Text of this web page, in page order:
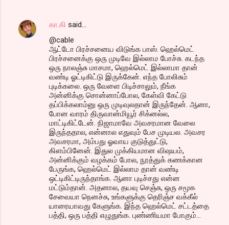
கா.கி said…
@cable
ஆட்டோ பிரச்சனைய விடுங்க பாஸ். ஹெல்மெட்
பிரச்சனைக்கு ஒரு முடிவே இல்லாம போச்சு. கடந்த
ஒரு நாலஞ்சு மாசமா, ஹெல்மெட் இல்லாமா தான்
வண்டி ஓட்டிகிட்டு இருக்கேன். எந்த போலிசும்
புடிக்கலை. ஒரு வேளை பிடிச்சாலும், நீங்க
அன்னிக்கு சொன்னாப்போல, கேள்வி கேட்டு
தப்பிக்கலாம்னு ஒரு முடிவுலதான் இருந்தேன். ஆனா,
போன வாரம் திருவான்மியூர் சிக்னல்ல,
மாட்டிகிட்டேன். நிஜாமாவே அவசரமான வேலை
இருந்ததால, என்னால எதுவும் பேச முடியல. அவசர
அவசரமா, அம்பது ஓவாய குடுத்துட்டு,
கிளம்பினேன். இதுல முக்கியமான விஷயம்,
அன்னிக்கும் வழக்கம் போல, நூத்துக் கணக்கான
பேருங்க, ஹெல்மெட் இல்லாம தான் வண்டி
ஒட்டிகிட்டிருந்தாங்க. ஆனா புடிச்சது என்ன
மட்டும்தான். அதனால, தயவு செஞ்சு, ஒரு சமூக
சேவையா நெனச்சு, உங்களுக்கு தெரிஞ்ச வக்கீல்
யாரையாவது கேளுங்க. இந்த ஹெல்மெட் சட்டத்தை
பத்தி, ஒரு பத்தி எழுதுங்க. புண்ணியமா போகும்...